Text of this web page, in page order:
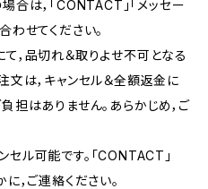
合は，「CONTACT」「メッセー
わせてください。
，品切れ＆取りよせ不可となる
文は，キャンセル＆全額返金に
担はありません。あらかじめ，ご
ル可能です。「CONTACT」
，ご連絡ください。